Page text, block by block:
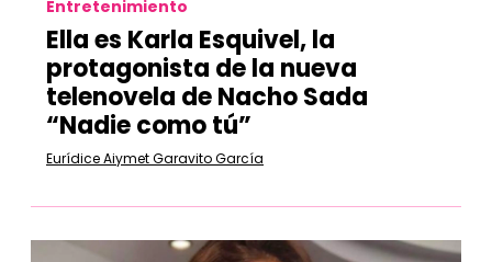
Entretenimiento
Ella es Karla Esquivel, la
protagonista de la nueva
telenovela de Nacho Sada
“Nadie como tú”
Eurídice Aiymet Garavito García